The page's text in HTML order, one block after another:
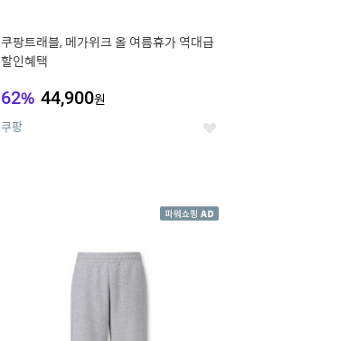
쿠팡트래블, 메가위크 올 여름휴가 역대급
할인혜택
62% 44,900원
쿠팡 좋